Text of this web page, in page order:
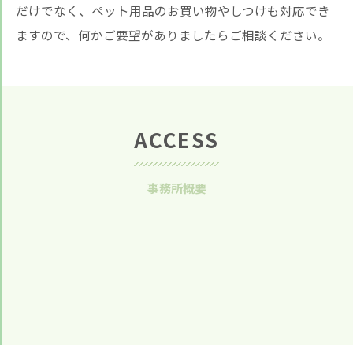
だけでなく、ペット用品のお買い物やしつけも対応でき
ますので、何かご要望がありましたらご相談ください。
事務所概要
ACCESS